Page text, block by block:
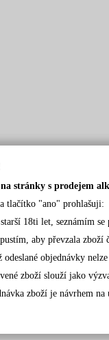
stránky s prodejem
tlačítko "ano" prohlašuji:
18ti let, seznámím
aby převzala zboží
odeslané objednávky
zboží slouží jako
zboží je návrhem na